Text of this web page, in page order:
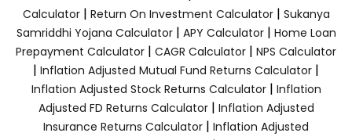
Calculator| Return On Investment Calculator| Sukanya
Samriddhi Yojana Calculator| APY Calculator| Home Loan
Prepayment Calculator | CAGR Calculator | NPS Calculator
| Inflation Adjusted Mutual Fund Returns Calculator |
Inflation Adjusted Stock Returns Calculator| Inflation
Adjusted FD Returns Calculator| Inflation Adjusted
Insurance Returns Calculator | Inflation Adjusted